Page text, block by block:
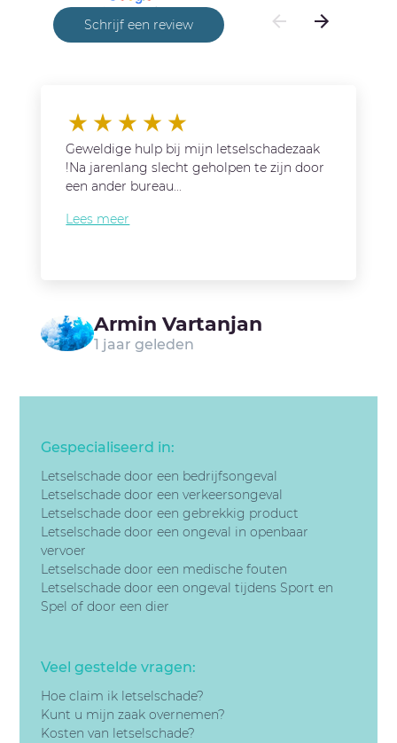
Schrijf een review
Geweldige hulp bij mijn letselschadezaak
!Na jarenlang slecht geholpen te zijn door
een ander bureau...
Lees meer
Armin Vartanjan
1 jaar geleden
Gespecialiseerd in:
Letselschade door een bedrijfsongeval
Letselschade door een verkeersongeval
Letselschade door een gebrekkig product
Letselschade door eenongeval in openbaar
vervoer
Letselschade door een medische fouten
Letselschade door eenongeval tijdens Sport en
Spel of door een dier
Veel gestelde vragen:
Hoe claim ik letselschade?
Kunt u mijn zaak overnemen?
Kosten van letselschade?